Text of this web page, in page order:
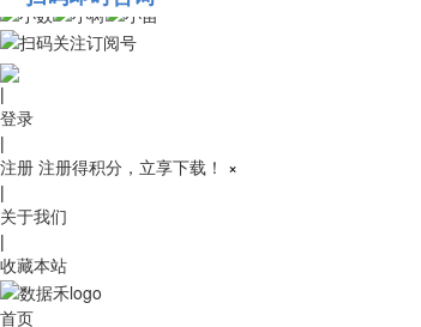
010-53689091
|
登录
|
注册 注册得积分，立享下载！ ×
|
关于我们
|
收藏本站
首页